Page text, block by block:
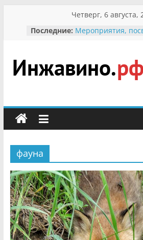
содержимому
Четверг, 6 августа,
Последние: Мероприятия,
гражданин
участнице Великой
Отечественной,
Безопасность в
мероприятии
заповедника
суслики
сельский
портал
фауна